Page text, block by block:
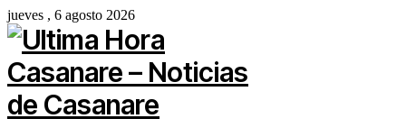
jueves , 6 agosto 2026